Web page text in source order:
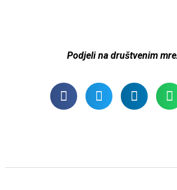
Podjeli na društvenim